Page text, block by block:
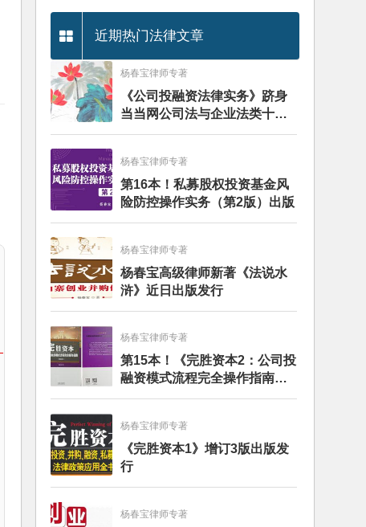
近期热门法律文章
杨春宝律师专著
《公司投融资法律实务》跻身
当当网公司法与企业法类十大
畅销图书榜
杨春宝律师专著
第16本！私募股权投资基金风
险防控操作实务（第2版）出版
杨春宝律师专著
杨春宝高级律师新著《法说水
浒》近日出版发行
杨春宝律师专著
第15本！《完胜资本2：公司投
融资模式流程完全操作指南》
（第四版）出版
杨春宝律师专著
《完胜资本1》增订3版出版发
行
杨春宝律师专著